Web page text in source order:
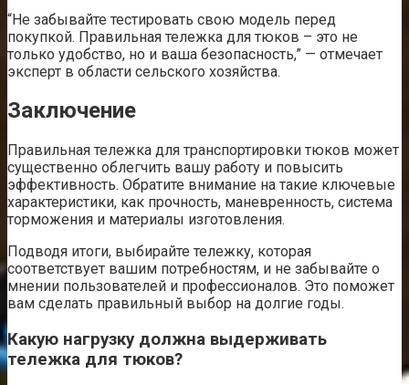
“Не забывайте тестировать свою модель перед
покупкой. Правильная тележка для тюков – это не
только удобство, но и ваша безопасность,” — отмечает
эксперт в области сельского хозяйства.
Заключение
Правильная тележка для транспортировки тюков может
существенно облегчить вашу работу и повысить
эффективность. Обратите внимание на такие ключевые
характеристики, как прочность, маневренность, система
торможения и материалы изготовления.
Подводя итоги, выбирайте тележку, которая
соответствует вашим потребностям, и не забывайте о
мнении пользователей и профессионалов. Это поможет
вам сделать правильный выбор на долгие годы.
Какую нагрузку должна выдерживать
тележка для тюков?